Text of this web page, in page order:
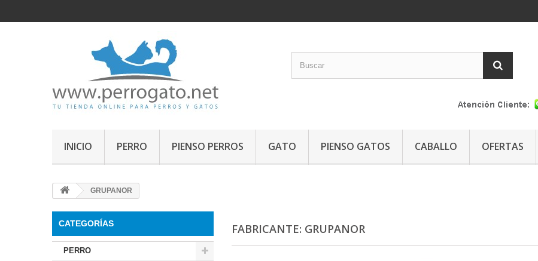
INICIO PERRO PIENSO PERROS GATO PIENSO GATOS CABALLO OFERTAS
GRUPANOR
CATEGORÍAS
PERRO
FABRICANTE: GRUPANOR